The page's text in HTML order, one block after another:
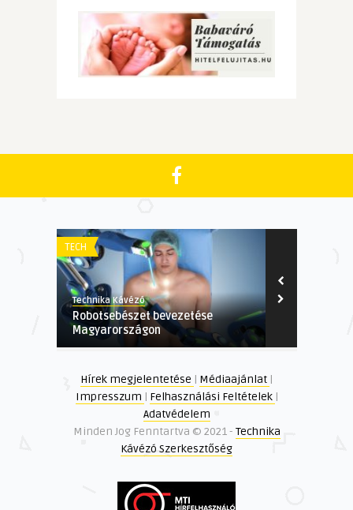
TECH
Technika Kávézó
Robotsebészet bevezetése
Magyarországon
Hírek megjelentetése | Médiaajánlat |
Impresszum | Felhasználási Feltételek |
Adatvédelem
Minden Jog Fenntartva © 2021 - Technika
Kávézó Szerkesztőség